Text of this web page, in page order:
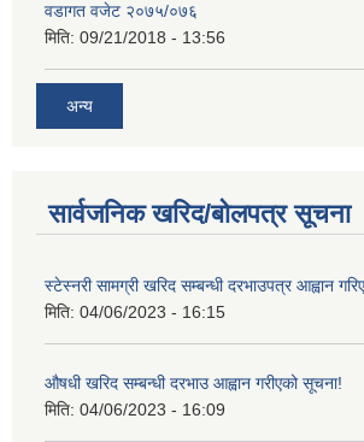
वडागत वजेट २०७५/०७६
मिति: 09/21/2018 - 13:56
अन्य
सार्वजनिक खरिद/बोलपत्र सूचना
स्टेस्नरी सामग्री खरिद सम्बन्धी दरभाउपत्र आह्वान
मिति: 04/06/2023 - 16:15
औषधी खरिद सम्बन्धी दरभाउ आह्वान गरीएको सूचना!
मिति: 04/06/2023 - 16:09